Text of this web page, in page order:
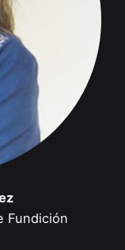
Fundición